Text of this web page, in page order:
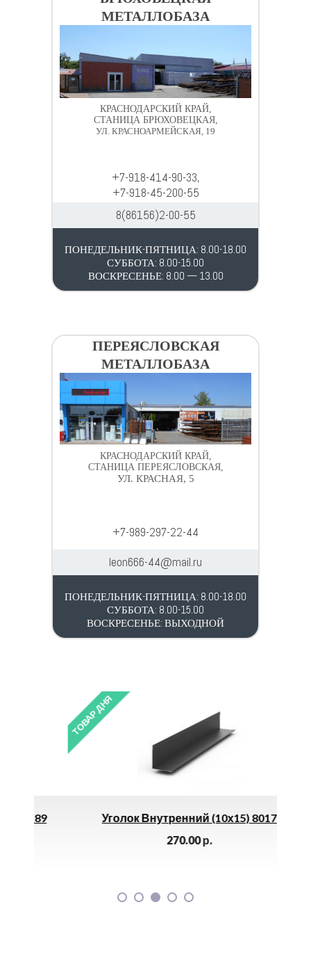
МЕТАЛЛОБАЗА
КРАСНОДАРСКИЙ КРАЙ,
СТАНИЦА БРЮХОВЕЦКАЯ,
УЛ. КРАСНОАРМЕЙСКАЯ, 19
+7-918-414-90-33,
+7-918-45-200-55
8(86156)2-00-55
ПОНЕДЕЛЬНИК-ПЯТНИЦА: 8.00-18.00
СУББОТА: 8.00-15.00
ВОСКРЕСЕНЬЕ: 8.00 — 13.00
ПЕРЕЯСЛОВСКАЯ
МЕТАЛЛОБАЗА
КРАСНОДАРСКИЙ КРАЙ,
СТАНИЦА ПЕРЕЯСЛОВСКАЯ,
УЛ. КРАСНАЯ, 5
+7-989-297-22-44
leon666-44@mail.ru
ПОНЕДЕЛЬНИК-ПЯТНИЦА: 8.00-18.00
СУББОТА: 8.00-15.00
ВОСКРЕСЕНЬЕ: ВЫХОДНОЙ
ТОВАР ДНЯ
Уголок Внутренний (10х15) 8017
270.00р.